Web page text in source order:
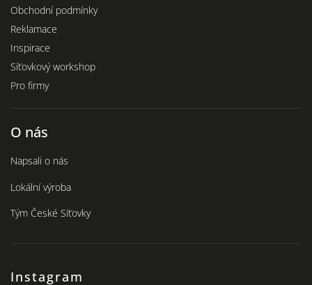
Obchodní podmínky
Reklamace
Inspirace
Síťovkový workshop
Pro firmy
O nás
Napsali o nás
Lokální výroba
Tým České Síťovky
Instagram